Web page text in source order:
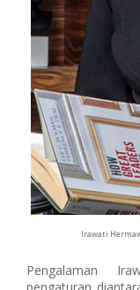
Irawati
Pengalaman